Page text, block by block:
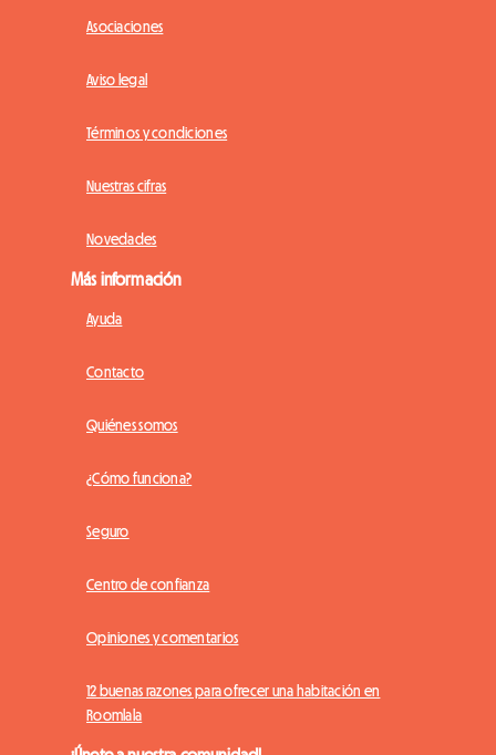
Asociaciones
Aviso legal
Términos y condiciones
Nuestras cifras
Novedades
Más información
Ayuda
Contacto
Quiénes somos
¿Cómo funciona?
Seguro
Centro de confianza
Opiniones y comentarios
12 buenas razones para ofrecer una habitación en
Roomlala